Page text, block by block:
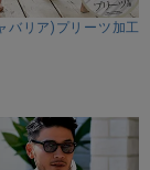
マンハーフスリー
バリア)プリーツ加工